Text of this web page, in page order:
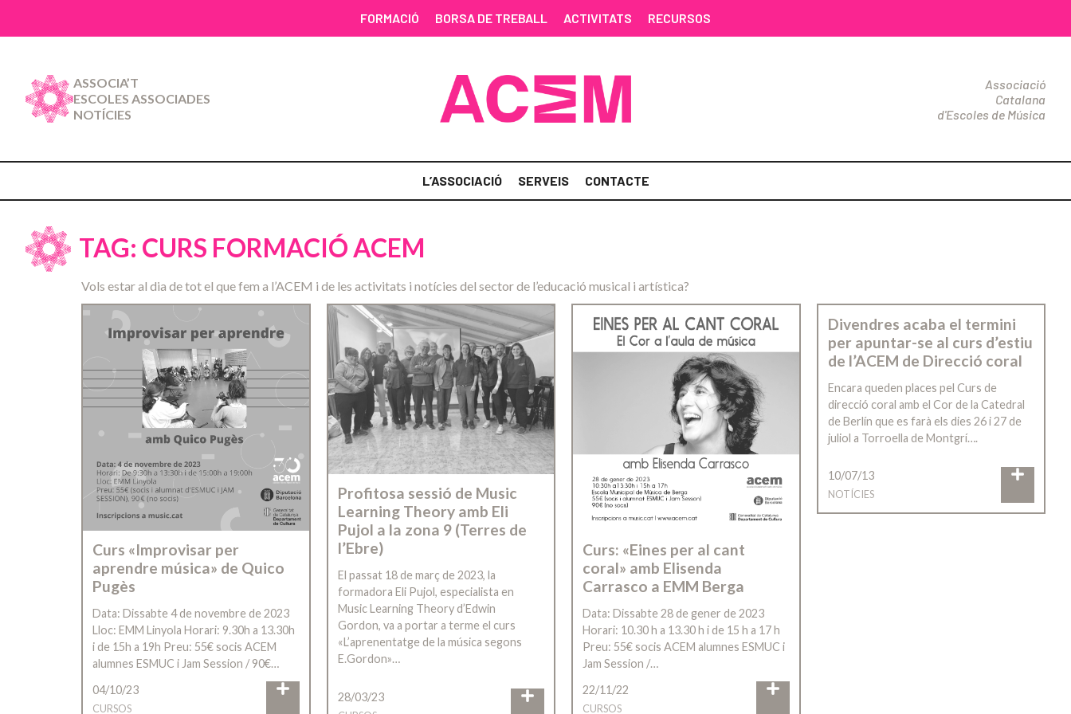
FORMACIÓ BORSA DE TREBALL ACTIVITATS RECURSOS
ASSOCIA’T
ESCOLES ASSOCIADES
NOTÍCIES
Associació
Catalana
d'Escoles de Música
L’ASSOCIACIÓ SERVEIS CONTACTE
TAG: CURS FORMACIÓ ACEM
Vols estar al dia de tot el que fem a l’ACEM i de les activitats i notícies del sector de l’educació musical i artística?
Curs «Improvisar per
aprendre música» de Quico
Pugès
Data: Dissabte 4 de novembre de 2023
Lloc: EMM Linyola Horari: 9.30h a 13.30h
i de 15h a 19h Preu: 55€ socis ACEM
alumnes ESMUC i Jam Session / 90€…
04/10/23
CURSOS
Profitosa sessió de Music
Learning Theory amb Eli
Pujol a la zona 9 (Terres de
l’Ebre)
El passat 18 de març de 2023, la
formadora Eli Pujol, especialista en
Music Learning Theory d’Edwin
Gordon, va a portar a terme el curs
«L’aprenentatge de la música segons
E.Gordon»…
28/03/23
Curs: «Eines per al cant
coral» amb Elisenda
Carrasco a EMM Berga
Data: Dissabte 28 de gener de 2023
Horari: 10.30 h a 13.30 h i de 15 h a 17 h
Preu: 55€ socis ACEM alumnes ESMUC i
Jam Session /…
22/11/22
CURSOS
Divendres acaba el termini
per apuntar-se al curs d’estiu
de l’ACEM de Direcció coral
Encara queden places pel Curs de
direcció coral amb el Cor de la Catedral
de Berlín que es farà els dies 26 i 27 de
juliol a Torroella de Montgrí….
10/07/13
NOTÍCIES